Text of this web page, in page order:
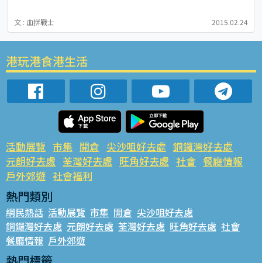
文 : 血拼戰士 2015.02.24
港玩港食港生活
活動展覽 市集 開倉 尖沙咀好去處 銅鑼灣好去處
元朗好去處 荃灣好去處 旺角好去處 社會 餐廳情報
戶外郊遊 社會福利
熱門類別
網民熱話 活動展覽 市集 開倉 尖沙咀好去處
銅鑼灣好去處 元朗好去處 荃灣好去處 旺角好去處 社會
餐廳情報 戶外郊遊